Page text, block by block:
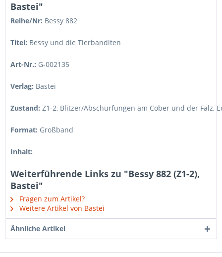
Bastei"
Reihe/Nr: Bessy 882
Titel: Bessy und die Tierbanditen
Art-Nr.: G-002135
Verlag: Bastei
Zustand: Z1-2, Blitzer/Abschürfungen am Cober und der Falz,
Format: Großband
Inhalt:
Weiterführende Links zu "Bessy 882 (Z1-2),
Bastei"
Fragen zum Artikel?
Weitere Artikel von Bastei
Ähnliche Artikel